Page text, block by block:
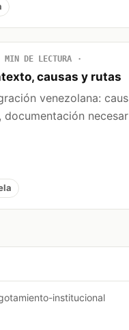
institucional
MIN DE LECTURA
causas y rutas
venezolana: